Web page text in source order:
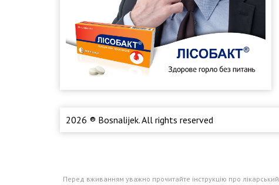
2026 ® Bosnalijek. All rights reserved
Перед вживанням уважно прочитайте інструкцію про